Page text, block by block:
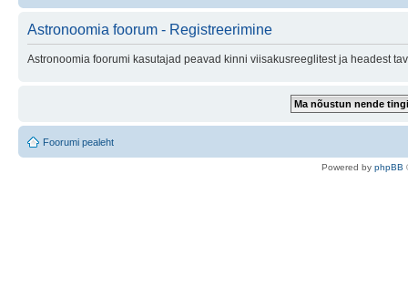
Astronoomia foorum - Registreerimine
Astronoomia foorumi kasutajad peavad kinni viisakusreeglitest ja headest
Foorumi pealeht
Powered by phpBB